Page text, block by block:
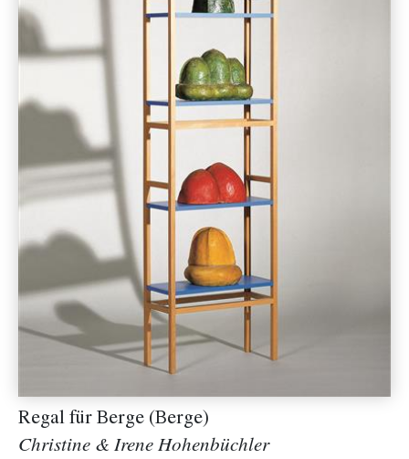
Regal für Berge (Berge)
Christine & Irene Hohenbüchler